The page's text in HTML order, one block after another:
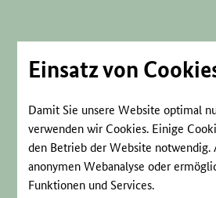
Einsatz von
Damit Sie unsere Website optimal
verwenden wir Cookies. Einige
den Betrieb der Website notwendig.
anonymen Webanalyse oder
Funktionen und Services.